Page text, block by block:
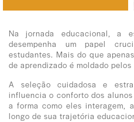
Na jornada educacional, a
desempenha um papel
estudantes. Mais do que
de aprendizado é moldado
A seleção cuidadosa e
influencia o conforto dos
a forma como eles interagem,
longo de sua trajetória